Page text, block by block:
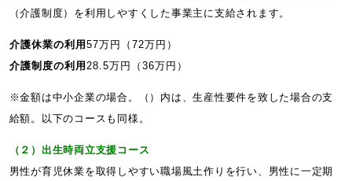
（介護制度）を利用しやすくした事業主に支給されます。
介護休業の利用 57万円（72万円）
介護制度の利用 28.5万円（36万円）
※金額は中小企業の場合。（）内は、生産性要件を致した場合の支
給額。以下のコースも同様。
（２）出生時両立支援コース
男性が育児休業を取得しやすい職場風土作りを行い、男性に一定期